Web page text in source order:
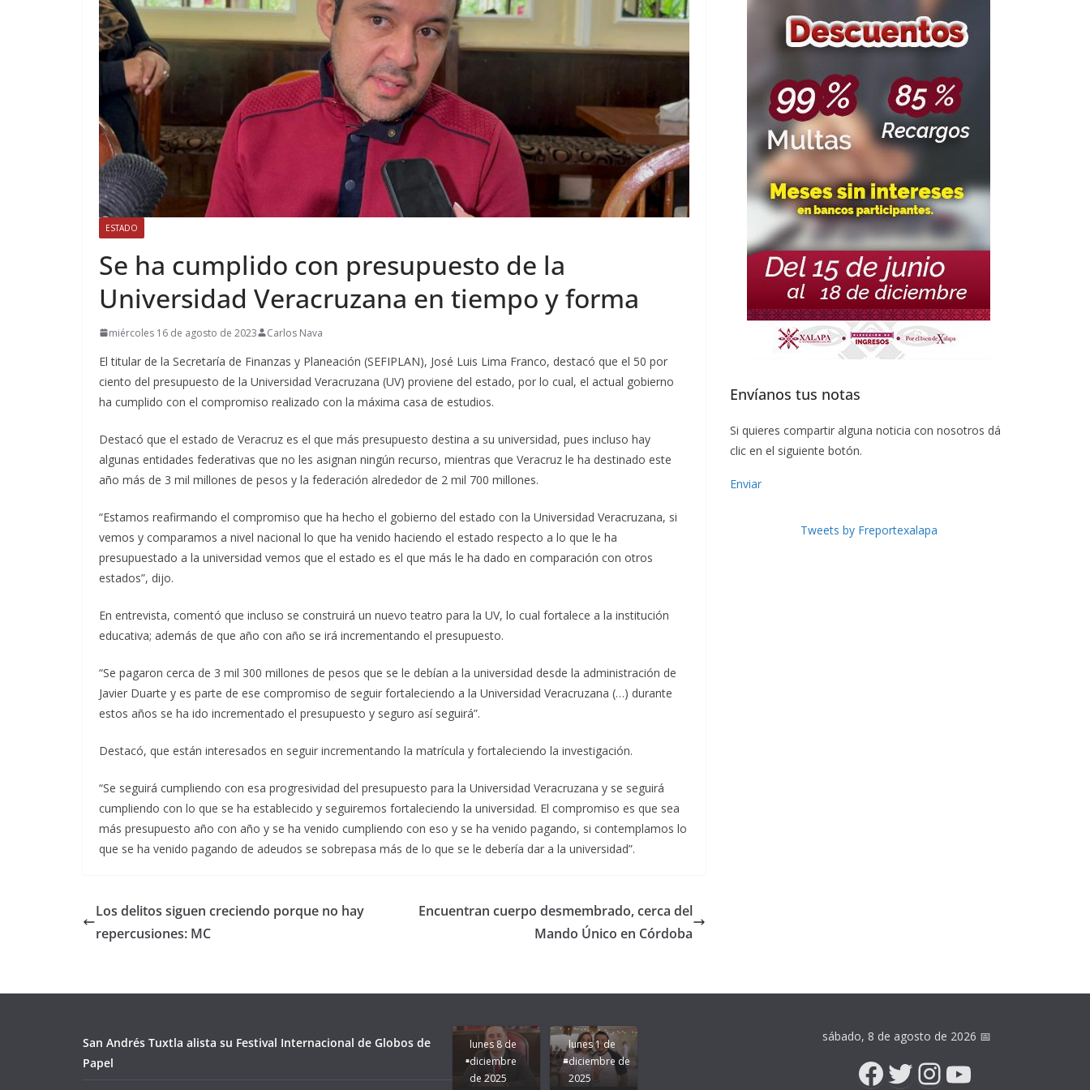
ESTADO
Se ha cumplido con presupuesto de la
Universidad Veracruzana en tiempo y forma
miércoles 16 de agosto de 2023 Carlos Nava
El titular de la Secretaría de Finanzas y Planeación (SEFIPLAN), José Luis Lima Franco, destacó que el 50 por
ciento del presupuesto de la Universidad Veracruzana (UV) proviene del estado, por lo cual, el actual gobierno
ha cumplido con el compromiso realizado con la máxima casa de estudios.
Destacó que el estado de Veracruz es el que más presupuesto destina a su universidad, pues incluso hay
algunas entidades federativas que no les asignan ningún recurso, mientras que Veracruz le ha destinado este
año más de 3 mil millones de pesos y la federación alrededor de 2 mil 700 millones.
“Estamos reafirmando el compromiso que ha hecho el gobierno del estado con la Universidad Veracruzana, si
vemos y comparamos a nivel nacional lo que ha venido haciendo el estado respecto a lo que le ha
presupuestado a la universidad vemos que el estado es el que más le ha dado en comparación con otros
estados”, dijo.
En entrevista, comentó que incluso se construirá un nuevo teatro para la UV, lo cual fortalece a la institución
educativa; además de que año con año se irá incrementando el presupuesto.
“Se pagaron cerca de 3 mil 300 millones de pesos que se le debían a la universidad desde la administración de
Javier Duarte y es parte de ese compromiso de seguir fortaleciendo a la Universidad Veracruzana (…) durante
estos años se ha ido incrementado el presupuesto y seguro así seguirá”.
Destacó, que están interesados en seguir incrementando la matrícula y fortaleciendo la investigación.
“Se seguirá cumpliendo con esa progresividad del presupuesto para la Universidad Veracruzana y se seguirá
cumpliendo con lo que se ha establecido y seguiremos fortaleciendo la universidad. El compromiso es que sea
más presupuesto año con año y se ha venido cumpliendo con eso y se ha venido pagando, si contemplamos lo
que se ha venido pagando de adeudos se sobrepasa más de lo que se le debería dar a la universidad”.
Los delitos siguen creciendo porque no hay
repercusiones: MC
Encuentran cuerpo desmembrado, cerca del
Mando Único en Córdoba
Envíanos tus notas
Si quieres compartir alguna noticia con nosotros dá
clic en el siguiente botón.
Enviar
Tweets by Freportexalapa
San Andrés Tuxtla alista su Festival Internacional de Globos de
Papel
lunes 8 de
diciembre
de 2025
lunes 1 de
diciembre de
2025
Apoyo y
Seguimos la
Ruta que
Marca
Nuestra
Pongamos
de moda;
San
Andrés
Tuxtla
sábado, 8 de agosto de 2026 📅
Facebook
Twitter
Instagram
YouTube